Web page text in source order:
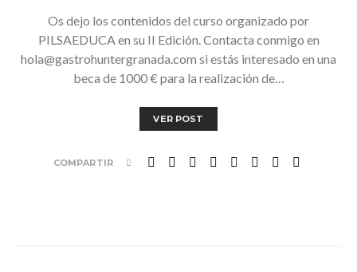
Os dejo los contenidos del curso organizado por
PILSAEDUCA en su II Edición. Contacta conmigo en
hola@gastrohuntergranada.com si estás interesado en una
beca de 1000 € para la realización de…
VER POST
COMPARTIR